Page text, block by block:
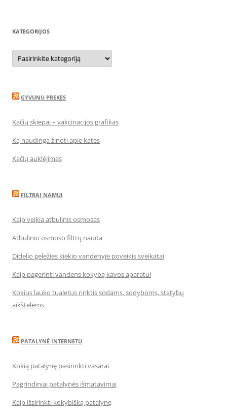
KATEGORIJOS
Kategorijos
GYVUNU PREKES
Kačių skiepai – vakcinacijos grafikas
Ką naudinga žinoti apie kates
Kačių auklėjimas
FILTRAI NAMUI
Kaip veikia atbulinis osmosas
Atbulinio osmoso filtrų nauda
Didelio geležies kiekio vandenyje poveikis sveikatai
Kaip pagerinti vandens kokybę kavos aparatui
Kokius lauko tualetus rinktis sodams, sodyboms, statybų
aikštelėms
PATALYNĖ INTERNETU
Kokią patalynę pasirinkti vasarai
Pagrindiniai patalynės išmatavimai
Kaip išsirinkti kokybišką patalynę